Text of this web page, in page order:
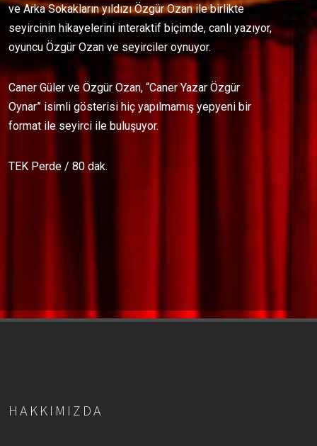
ve Arka Sokakların yıldızı Özgür Ozan ile birlikte
seyircinin hikayelerini interaktif biçimde, canlı yazıyor,
oyuncu Özgür Ozan ve seyirciler oynuyor.
Caner Güler ve Özgür Ozan, “Caner Yazar Özgür
Oynar” isimli gösterisi hiç yapılmamış yepyeni bir
format ile seyirci ile buluşuyor.
TEK Perde / 80 dak.
HAKKIMIZDA